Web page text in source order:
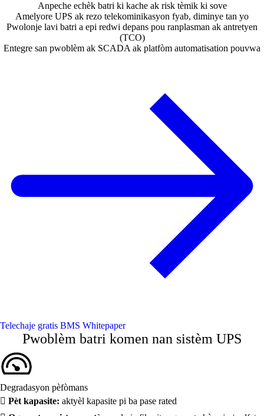
Anpeche echèk batri ki kache ak risk tèmik ki sove
Amelyore UPS ak rezo telekominikasyon fyab, diminye tan yo
Pwolonje lavi batri a epi redwi depans pou ranplasman ak antretyen
(TCO)
Entegre san pwoblèm ak SCADA ak platfòm automatisation pouvwa
Telechaje gratis BMS Whitepaper
Pwoblèm batri komen nan sistèm UPS
Degradasyon pèfòmans
 Pèt kapasite: aktyèl kapasite pi ba pase rated